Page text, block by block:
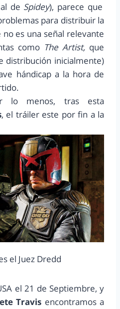
de Spidey), parece que
para distribuir la
es una señal relevante
como The Artist,que
distribución inicialmente)
hándicap a la hora de
lo menos, tras esta
, el tráiler este por fin a la
el Juez Dredd
el 21 de Septiembre, y
Travis encontramos a